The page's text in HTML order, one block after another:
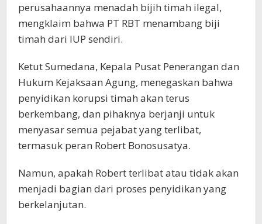
perusahaannya menadah bijih timah ilegal,
mengklaim bahwa PT RBT menambang biji
timah dari IUP sendiri.
Ketut Sumedana, Kepala Pusat Penerangan dan
Hukum Kejaksaan Agung, menegaskan bahwa
penyidikan korupsi timah akan terus
berkembang, dan pihaknya berjanji untuk
menyasar semua pejabat yang terlibat,
termasuk peran Robert Bonosusatya.
Namun, apakah Robert terlibat atau tidak akan
menjadi bagian dari proses penyidikan yang
berkelanjutan.